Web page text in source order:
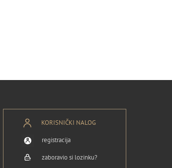
KORISNIČKI NALOG
registracija
zaboravio si lozinku?